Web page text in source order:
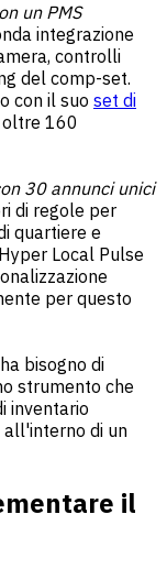
un PMS
integrazione
controlli
del comp-set.
con il suo set di
160
30 annunci unici
di regole per
quartiere e
Local Pulse
per questo
bisogno di
strumento che
inventario
di un
il